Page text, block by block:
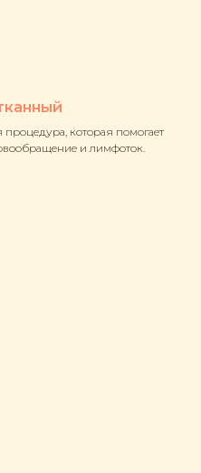
которая помогает
и лимфоток.